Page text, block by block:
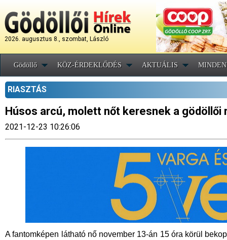
2026. augusztus 8., szombat, László
Gödöllő KÖZ-ÉRDEKLŐDÉS AKTUÁLIS
RIASZTÁS
Húsos arcú, molett nőt keresnek a gödöllői
2021-12-23 10:26:06
A fantomképen látható nő november 13-án 15 óra körül